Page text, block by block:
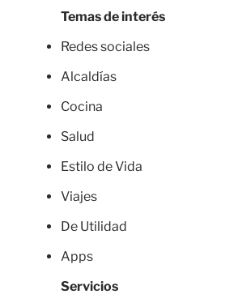
Temas de interés
Redes sociales
Alcaldías
Cocina
Salud
Estilo de Vida
Viajes
De Utilidad
Apps
Servicios